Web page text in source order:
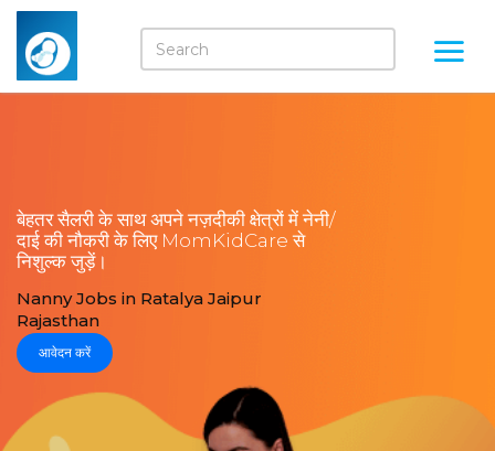
बेहतर सैलरी के साथ अपने नज़दीकी क्षेत्रों में नेनी/
दाई की नौकरी के लिए MomKidCare से
निशुल्क जुड़ें।
Nanny Jobs in Ratalya Jaipur
Rajasthan
आवेदन करें